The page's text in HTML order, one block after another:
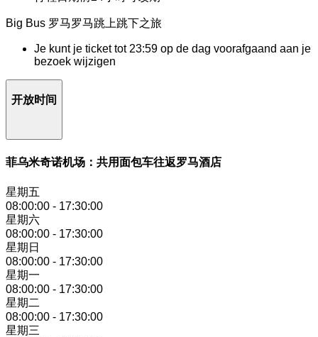
Big Bus 罗马罗马跳上跳下之旅
Je kunt je ticket tot 23:59 op de dag voorafgaand aan je
bezoek wijzigen
开放时间
菲乌米奇诺机场：共用面包车往返罗马酒店
星期五
08:00:00 - 17:30:00
星期六
08:00:00 - 17:30:00
星期日
08:00:00 - 17:30:00
星期一
08:00:00 - 17:30:00
星期二
08:00:00 - 17:30:00
星期三